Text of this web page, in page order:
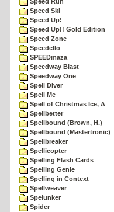
Speed Ski
Speed Up!
Speed Up!! Gold Edition
Speed Zone
Speedello
SPEEDmaza
Speedway Blast
Speedway One
Spell Diver
Spell Me
Spell of Christmas Ice, A
Spellbetter
Spellbound (Brown, H.)
Spellbound (Mastertronic)
Spellbreaker
Spellicopter
Spelling Flash Cards
Spelling Genie
Spelling in Context
Spellweaver
Spelunker
Spider